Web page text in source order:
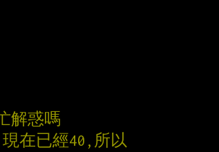
解惑嗎
在已經40,所以